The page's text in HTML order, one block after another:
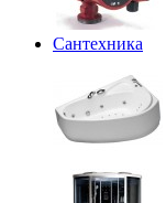
Сантехника